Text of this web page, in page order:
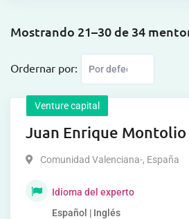
Mostrando 21–30 de 34
Ordernar por:
Venture capital
Juan Enrique Montolio
Comunidad Valenciana-, España
Idioma del experto
Español | Inglés